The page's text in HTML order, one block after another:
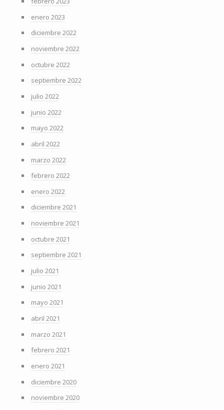
enero 2023
diciembre 2022
noviembre 2022
octubre 2022
septiembre 2022
julio 2022
junio 2022
mayo 2022
abril 2022
marzo 2022
febrero 2022
enero 2022
diciembre 2021
noviembre 2021
octubre 2021
septiembre 2021
julio 2021
junio 2021
mayo 2021
abril 2021
marzo 2021
febrero 2021
enero 2021
diciembre 2020
noviembre 2020